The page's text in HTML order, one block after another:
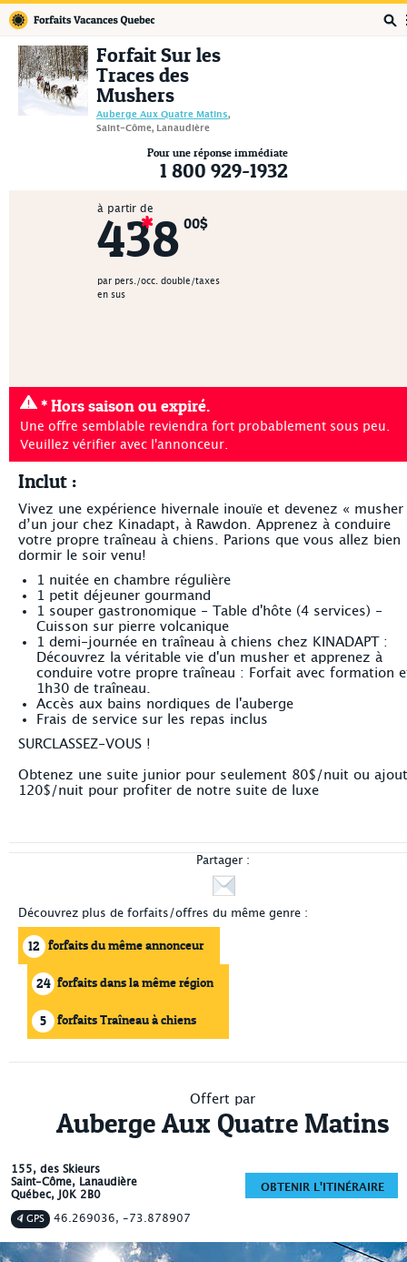
Forfait Sur les
Traces des
Mushers
Auberge Aux Quatre Matins,
Saint-Côme, Lanaudière
Pour une réponse immédiate
1 800 929-1932
à partir de
438 00$
par pers./occ. double/taxes
en sus
* Hors saison ou expiré.
Une offre semblable reviendra fort probablement sous peu.
Veuillez vérifier avec l'annonceur.
Inclut :
Vivez une expérience hivernale inouïe et devenez « musher
d’un jour chez Kinadapt, à Rawdon. Apprenez à conduire
votre propre traîneau à chiens. Parions que vous allez bien
dormir le soir venu!
1 nuitée en chambre régulière
1 petit déjeuner gourmand
1 souper gastronomique - Table d'hôte (4 services) -
Cuisson sur pierre volcanique
1 demi-journée en traîneau à chiens chez KINADAPT :
Découvrez la véritable vie d'un musher et apprenez à
conduire votre propre traîneau : Forfait avec formation
1h30 de traîneau.
Accès aux bains nordiques de l'auberge
Frais de service sur les repas inclus
SURCLASSEZ-VOUS !
Obtenez une suite junior pour seulement 80$/nuit ou
120$/nuit pour profiter de notre suite de luxe
Partager :
Découvrez plus de forfaits/offres du même genre :
12 forfaits du même annonceur
24 forfaits dans la même région
5 forfaits Traîneau à chiens
Offert par
Auberge Aux Quatre Matins
155, des Skieurs
Saint-Côme, Lanaudière
Québec, J0K 2B0
GPS 46.269036, -73.878907
OBTENIR L'ITINÉRAIRE